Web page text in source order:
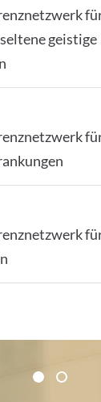
geistige
1 2